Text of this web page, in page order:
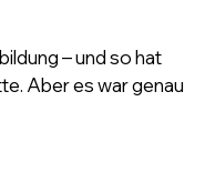
– und so hat
Aber es war genau